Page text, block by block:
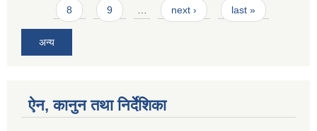
8 9 next › last »
अन्य
ऐन, कानुन तथा निर्देशिका